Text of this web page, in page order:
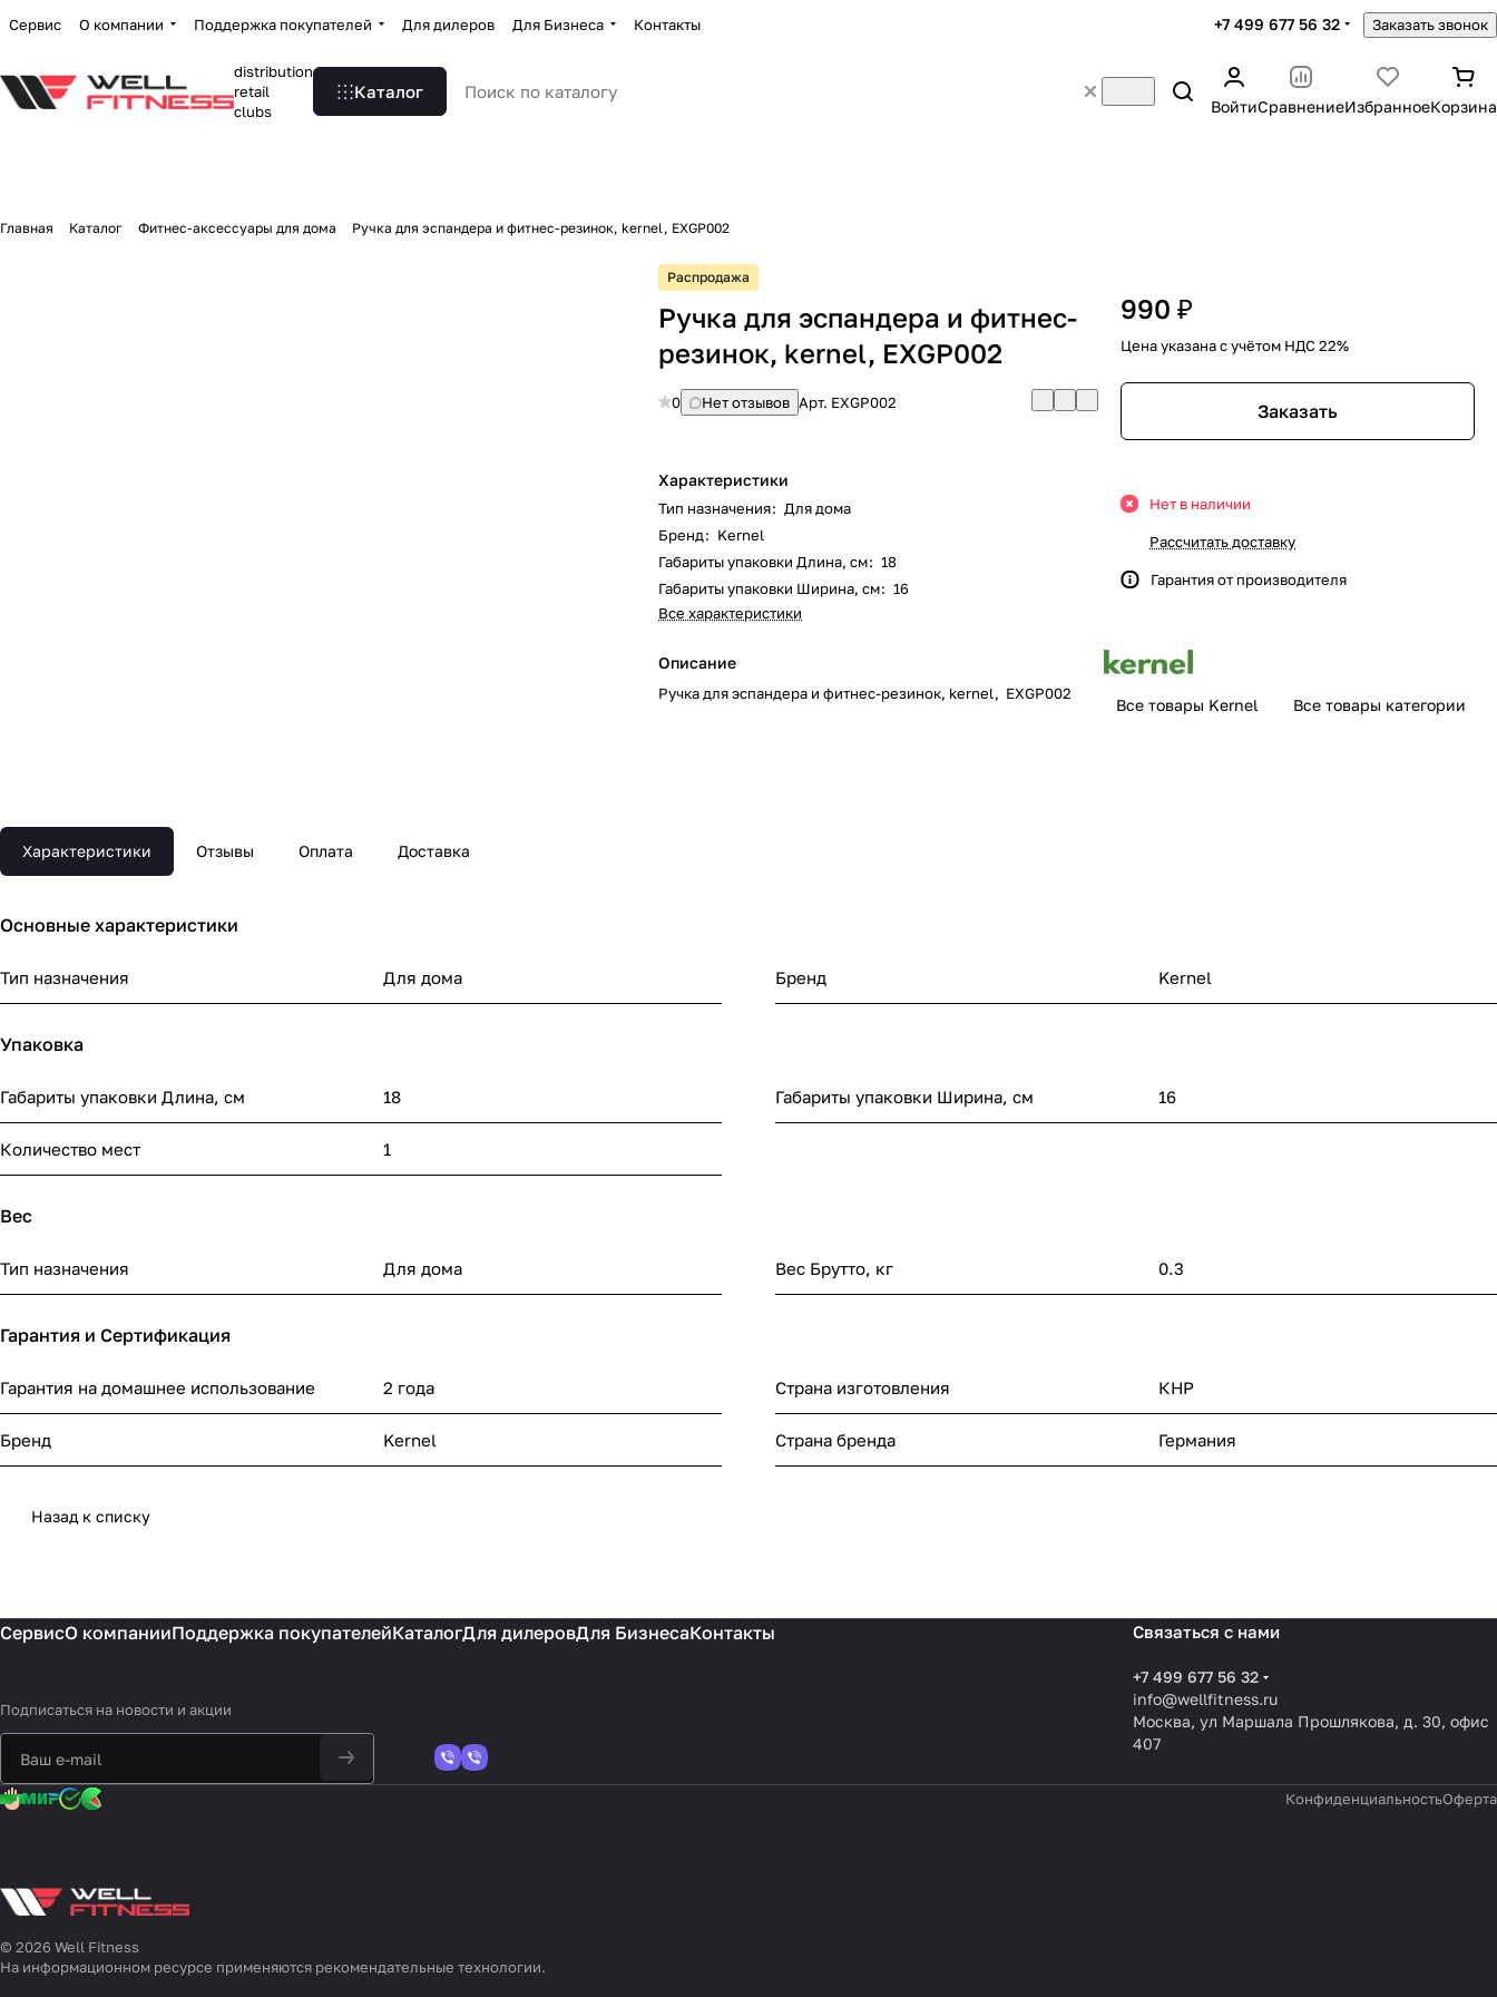
Сервис О компании Поддержка покупателей Для дилеров Для Бизнеса Контакты +7 499 677 56 32 Заказать звонок
distribution
retail
clubs
Каталог
ВойтиСравнениеИзбранноеКорзина
Главная Каталог Фитнес-аксессуары для дома Ручка для эспандера и фитнес-резинок, kernel, EXGP002
Распродажа
Ручка для эспандера и фитнес-
резинок, kernel, EXGP002
0 Нет отзывов Арт. EXGP002
Характеристики
Тип назначения: Для дома
Бренд: Kernel
Габариты упаковки Длина, см: 18
Габариты упаковки Ширина, см: 16
Все характеристики
Описание
Ручка для эспандера и фитнес-резинок, kernel, EXGP002
990 ₽
Цена указана с учётом НДС 22%
Заказать
Нет в наличии
Рассчитать доставку
Гарантия от производителя
Все товары Kernel Все товары категории
Характеристики Отзывы Оплата Доставка
Основные xарактеристики
Тип назначения Для дома Бренд Kernel
Упаковка
Габариты упаковки Длина, см 18 Габариты упаковки Ширина, см 16
Количество мест 1
Вес
Тип назначения Для дома Вес Брутто, кг 0.3
Гарантия и Сертификация
Гарантия на домашнее использование 2 года Страна изготовления КНР
Бренд Kernel Страна бренда Германия
Назад к списку
СервисО компанииПоддержка покупателейКаталогДля дилеровДля БизнесаКонтакты
Подписаться на новости и акции
Связаться с нами
+7 499 677 56 32
info@wellfitness.ru
Москва, ул Маршала Прошлякова, д. 30, офис
407
КонфиденциальностьОферта
© 2026 Well Fitness
На информационном ресурсе применяются рекомендательные технологии.